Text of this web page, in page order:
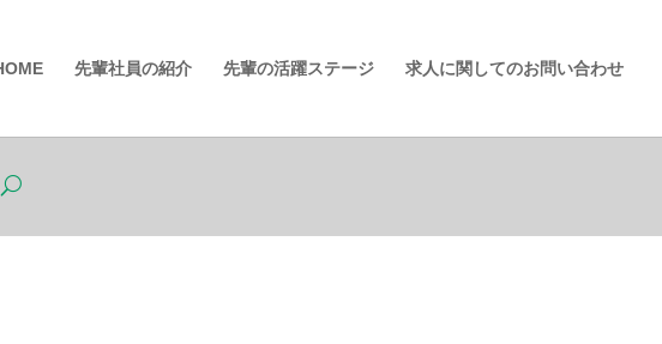
先輩社員の紹介 先輩の活躍ステージ 求人に関してのお問い合わせ